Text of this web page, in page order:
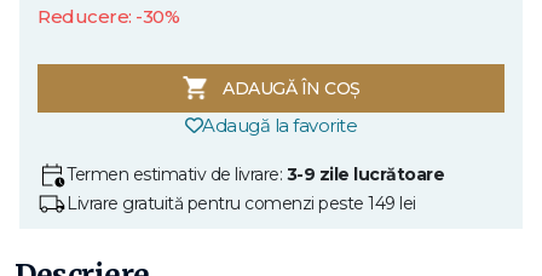
Reducere: -30%
ADAUGĂ ÎN COȘ
Adaugă la favorite
Termen estimativ de livrare: 3-9 zile lucrătoare
Livrare gratuită pentru comenzi peste 149 lei